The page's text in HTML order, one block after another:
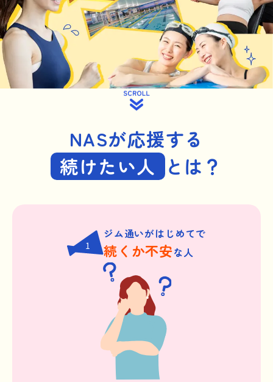
NASが応援する
続けたい人 とは？
1
ジム通いがはじめてで
続くか不安な人